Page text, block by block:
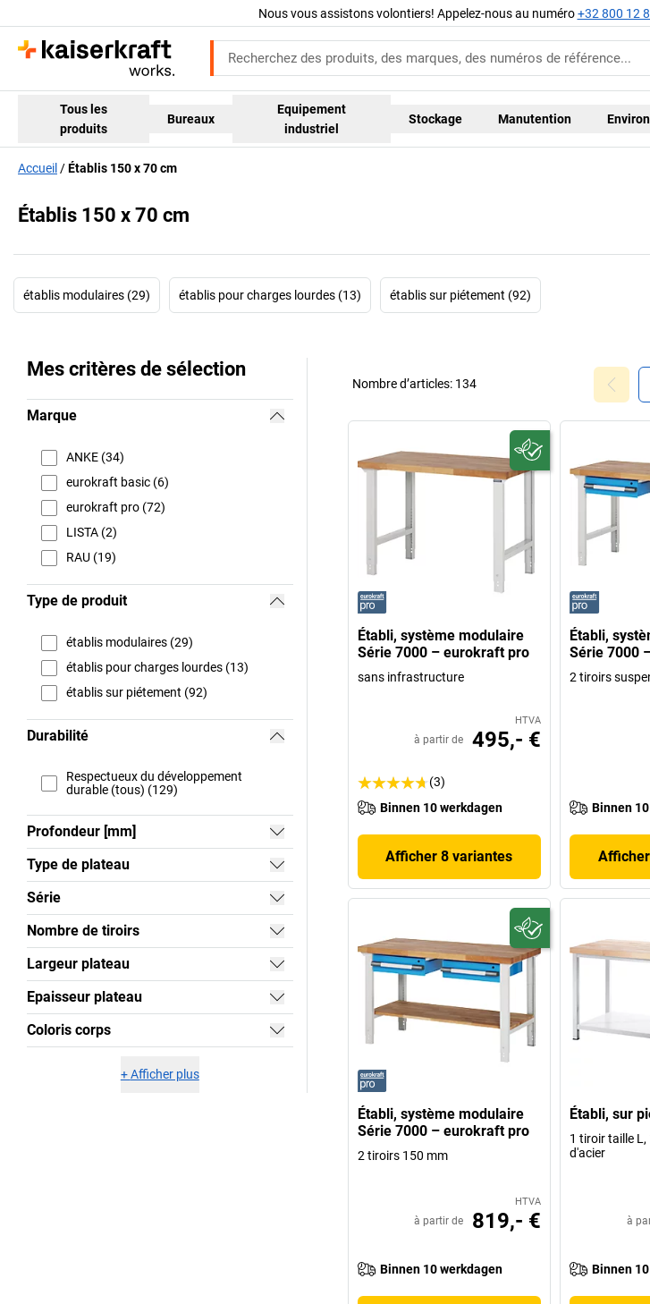
Nous vous assistons volontiers! Appelez-nous au numéro+32 800 12
Tous les
produits
Bureaux
Equipement
industriel
Stockage Manutention
Accueil Établis 150 x 70 cm
Établis 150 x 70 cm
établis modulaires (29) établis pour charges lourdes (13) établis sur piétement (92)
Mes critères de sélection
Marque
ANKE (34)
eurokraft basic (6)
eurokraft pro (72)
LISTA (2)
RAU (19)
Type de produit
établis modulaires (29)
établis pour charges lourdes (13)
établis sur piétement (92)
Durabilité
Respectueux du développement
durable (tous) (129)
Profondeur [mm]
Type de plateau
Série
Nombre de tiroirs
Largeur plateau
Epaisseur plateau
Coloris corps
+Afficher plus
Nombre d’articles: 134
Établi, système modulaire
Série 7000 – eurokraft pro
sans infrastructure
HTVA
à partir de 495,- €
(3)
Binnen 10 werkdagen
Afficher 8 variantes
Établi,
Série 7000
2 tiroirs
Binnen
Établi, système modulaire
Série 7000 – eurokraft pro
2 tiroirs 150 mm
HTVA
à partir de 819,- €
Binnen 10 werkdagen
Établi, sur
1 tiroir taille
d'acier
à
Binnen